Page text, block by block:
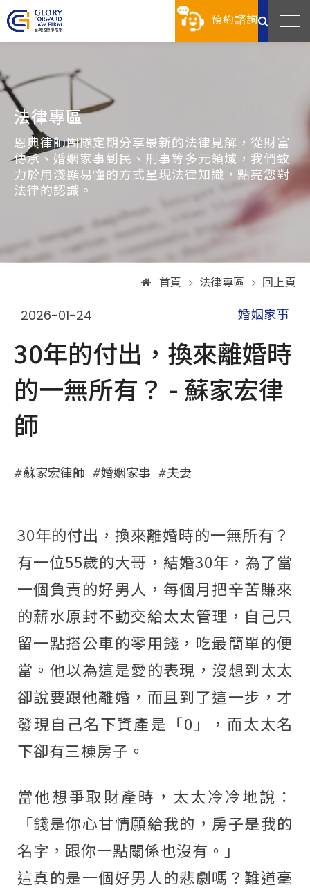
預約諮詢
法律專區
恩典律師團隊定期分享最新的法律見解，從財富
傳承、婚姻家事到民、刑事等多元領域，我們致
力於用淺顯易懂的方式呈現法律知識，點亮您對
法律的認識。
首頁 法律專區 回上頁
2026-01-24 婚姻家事
30年的付出，換來離婚時
的一無所有？ - 蘇家宏律
師
蘇家宏律師 婚姻家事 夫妻
30年的付出，換來離婚時的一無所有？
有一位55歲的大哥，結婚30年，為了當
一個負責的好男人，每個月把辛苦賺來
的薪水原封不動交給太太管理，自己只
留一點搭公車的零用錢，吃最簡單的便
當。他以為這是愛的表現，沒想到太太
卻說要跟他離婚，而且到了這一步，才
發現自己名下資產是「0」，而太太名
下卻有三棟房子。
當他想爭取財產時，太太冷冷地說：
「錢是你心甘情願給我的，房子是我的
名字，跟你一點關係也沒有。」
這真的是一個好男人的悲劇嗎？難道毫